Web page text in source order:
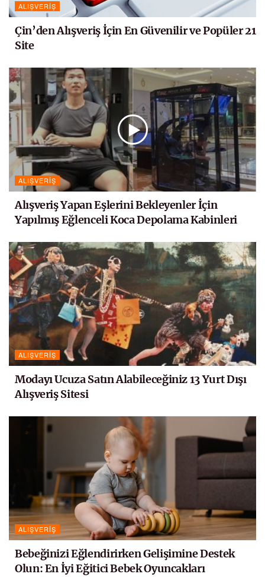
ALIŞVERIŞ
Çin’den Alışveriş İçin En Güvenilir ve Popüler 21
Site
ALIŞVERIŞ
Alışveriş Yapan Eşlerini Bekleyenler İçin
Yapılmış Eğlenceli Koca Depolama Kabinleri
ALIŞVERIŞ
Modayı Ucuza Satın Alabileceğiniz 13 Yurt Dışı
Alışveriş Sitesi
ALIŞVERIŞ
Bebeğinizi Eğlendirirken Gelişimine Destek
Olun: En İyi Eğitici Bebek Oyuncakları